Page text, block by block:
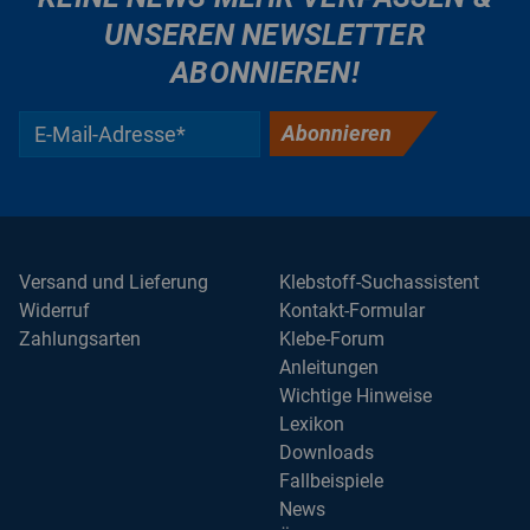
UNSEREN NEWSLETTER
ABONNIEREN!
Abonnieren
Klebstoff-Suchassistent
Kontakt-Formular
Klebe-Forum
Anleitungen
Wichtige Hinweise
Lexikon
Downloads
Fallbeispiele
News
Versand und Lieferung
Widerruf
Zahlungsarten